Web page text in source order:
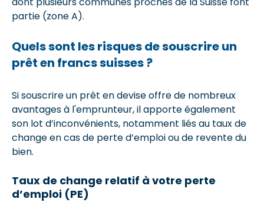
partie (zone A).
Quels sont les risques de souscrire un
prêt en francs suisses ?
Si souscrire un prêt en devise offre de nombreux
avantages à l'emprunteur, il apporte également
son lot d’inconvénients, notamment liés au taux de
change en cas de perte d’emploi ou de revente du
bien.
Taux de change relatif à votre perte
d’emploi (PE)